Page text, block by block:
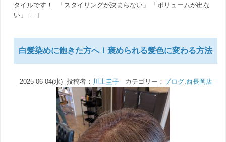
タイルです！ 「スタイリングが決まらない」 「ボリュームが出な
い」 […]
白髪染めに飽きた方へ！褒められる髪色に変わる方法
2025-06-04(水) 投稿者： 川上圭子カテゴリー： ブログ,西長岡店